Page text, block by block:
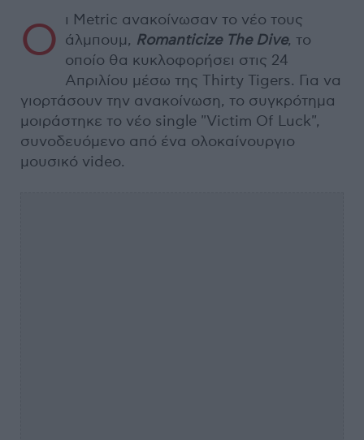
Ο
ι Metric ανακοίνωσαν το νέο τους
άλμπουμ, Romanticize The Dive, το
οποίο θα κυκλοφορήσει στις 24
Απριλίου μέσω της Thirty Tigers. Για να
γιορτάσουν την ανακοίνωση, το συγκρότημα
μοιράστηκε το νέο single "Victim Of Luck",
συνοδευόμενο από ένα ολοκαίνουργιο
μουσικό video.